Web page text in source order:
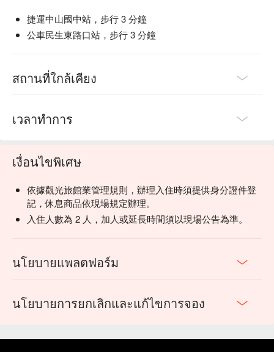
捷運中山國中站，步行 3 分鐘
公車民生東路口站，步行 3 分鐘
สถานที่ใกล้เคียง
เวลาทำการ
เงื่อนไขพิเศษ
依據觀光旅館業管理規則，辦理入住時須提供身分證件登
記，休息商品依現場規定辦理。
入住人數為 2 人，加人或延長時間須以現場公告為準。
นโยบายแพลตฟอร์ม
นโยบายการยกเลิกและแก้ไขการจอง